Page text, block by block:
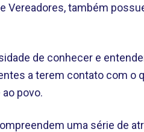
Vereadores, também
de conhecer e
a terem contato com o
povo.
uma série de